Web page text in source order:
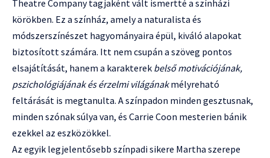
Theatre Company tagjaként vált ismertté a színházi
körökben. Ez a színház, amely a naturalista és
módszerszínészet hagyományaira épül, kiváló alapokat
biztosított számára. Itt nem csupán a szöveg pontos
elsajátítását, hanem a karakterek belső motivációjának,
pszichológiájának és érzelmi világánakmélyreható
feltárását is megtanulta. A színpadon minden gesztusnak,
minden szónak súlya van, és Carrie Coon mesterien bánik
ezekkel az eszközökkel.
Az egyik legjelentősebb színpadi sikere Martha szerepe